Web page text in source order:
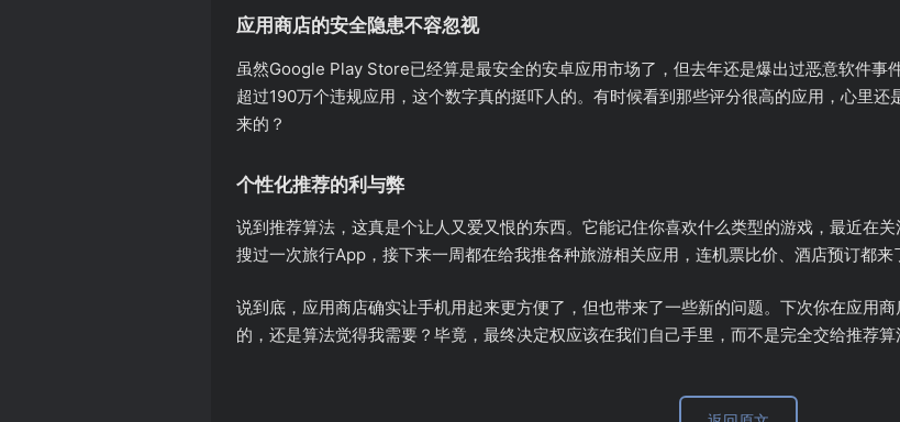
应用商店的安全隐患不容忽视
虽然Google Play Store已经算是最安全的安卓应用市场了，但去年还是爆出过恶意软件
超过190万个违规应用，这个数字真的挺吓人的。有时候看到那些评分很高的应用，心里
来的？
个性化推荐的利与弊
说到推荐算法，这真是个让人又爱又恨的东西。它能记住你喜欢什么类型的游戏，最近在
搜过一次旅行App，接下来一周都在给我推各种旅游相关应用，连机票比价、酒店预订都来
说到底，应用商店确实让手机用起来更方便了，但也带来了一些新的问题。下次你在应用
的，还是算法觉得我需要？毕竟，最终决定权应该在我们自己手里，而不是完全交给推荐算